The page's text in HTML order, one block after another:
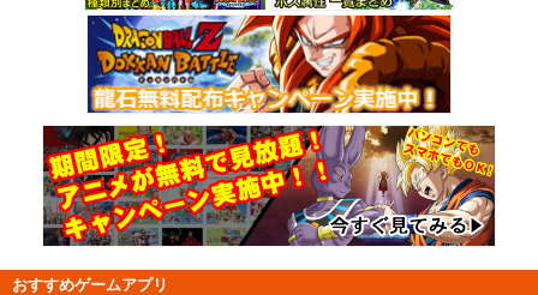
おすすめゲームアプリ